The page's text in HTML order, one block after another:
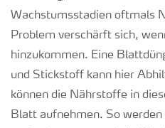
Wachstumsstadien oftmals
Problem verschärft sich,
hinzukommen. Eine
und Stickstoff kann hier
können die Nährstoffe in
Blatt aufnehmen. So